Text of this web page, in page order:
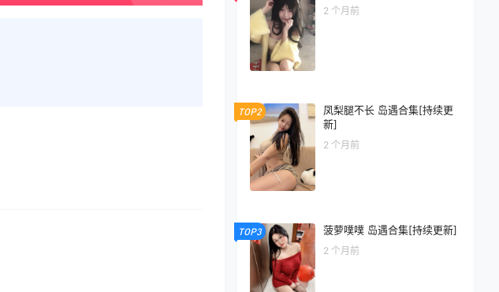
2 个月前
TOP2
凤梨腿不长 岛遇合集[持续更
新]
2 个月前
TOP3 菠萝噗噗 岛遇合集[持续更新]
2 个月前